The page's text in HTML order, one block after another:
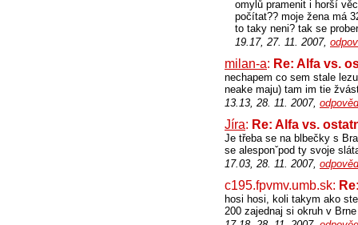
omylů pramenit i horší
počítat?? moje žena má
to taky neni? tak se
19.17, 27. 11. 2007,
milan-a: Re: Alfa vs.
nechapem co sem stale
neake maju) tam im tie
13.13, 28. 11. 2007,
Jíra: Re: Alfa vs.
Je třeba se na blbečky s
se alesponˇpod ty svoje
17.03, 28. 11. 2007,
c195.fpvmv.umb.sk:
hosi hosi, koli takym ako
200 zajednaj si okruh v